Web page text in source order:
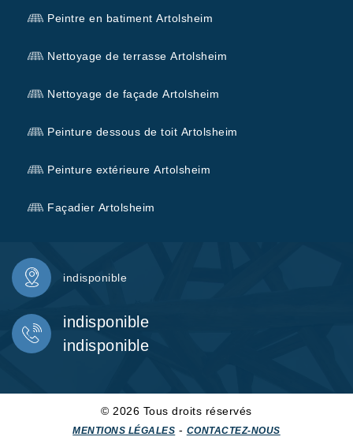
Peintre en batiment Artolsheim
Nettoyage de terrasse Artolsheim
Nettoyage de façade Artolsheim
Peinture dessous de toit Artolsheim
Peinture extérieure Artolsheim
Façadier Artolsheim
indisponible
indisponible
indisponible
© 2026 Tous droits réservés
MENTIONS LÉGALES - CONTACTEZ-NOUS